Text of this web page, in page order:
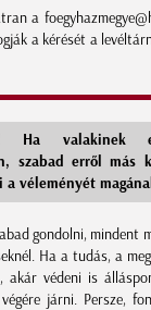
a
a kérését a
Ha valakinek
szabad erről más
véleményét
gondolni, mindent
Ha a tudás, a
akár védeni is
járni. Persze,